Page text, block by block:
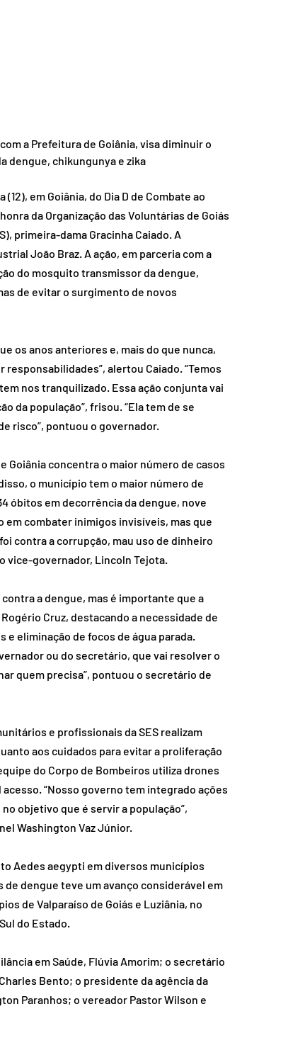
a Prefeitura de Goiânia, visa diminuir o
dengue, chikungunya e zika
em Goiânia, do Dia D de Combate ao
da Organização das Voluntárias de Goiás
primeira-dama Gracinha Caiado. A
João Braz. A ação, em parceria com a
do mosquito transmissor da dengue,
de evitar o surgimento de novos
os anos anteriores e, mais do que nunca,
alertou Caiado. “Temos
nos tranquilizado. Essa ação conjunta vai
da população”, frisou. “Ela tem de se
risco”, pontuou o governador.
Goiânia concentra o maior número de casos
o município tem o maior número de
óbitos em decorrência da dengue, nove
em combater inimigos invisíveis, mas que
contra a corrupção, mau uso de dinheiro
vice-governador, Lincoln Tejota.
a dengue, mas é importante que a
Cruz, destacando a necessidade de
e eliminação de focos de água parada.
ou do secretário, que vai resolver o
quem precisa”, pontuou o secretário de
e profissionais da SES realizam
aos cuidados para evitar a proliferação
do Corpo de Bombeiros utiliza drones
“Nosso governo tem integrado ações
objetivo que é servir a população”,
Washington Vaz Júnior.
Aedes aegypti em diversos municípios
dengue teve um avanço considerável em
de Valparaíso de Goiás e Luziânia, no
do Estado.
em Saúde, Flúvia Amorim; o secretário
Bento; o presidente da agência da
Paranhos; o vereador Pastor Wilson e